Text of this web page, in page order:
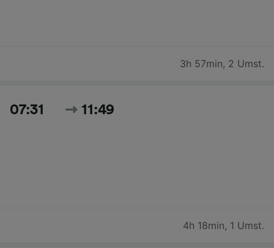
3h 57min, 2 Umst.
07:31 11:49
4h 18min, 1 Umst.